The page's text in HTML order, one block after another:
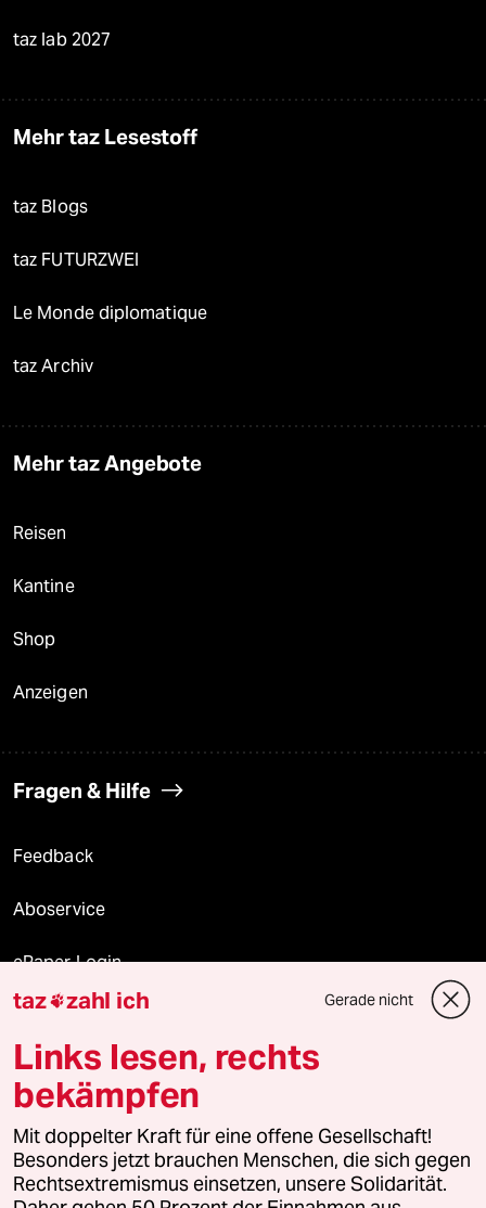
taz lab 2027
Mehr taz Lesestoff
taz Blogs
taz FUTURZWEI
Le Monde diplomatique
taz Archiv
Mehr taz Angebote
Reisen
Kantine
Shop
Anzeigen
Fragen & Hilfe
Feedback
Aboservice
ePaper Login
Downloads für Abonnierende
© 2026 taz Verlags und Vertriebs GmbH
Alle Rechte vorbehalten. Bei rechtlichen Fragen oder für Genehmigungen
wenden Sie sich bitte an
lizenzen@taz.de
taz zahl ich Gerade nicht
Links lesen, rechts
bekämpfen
Mit doppelter Kraft für eine offene Gesellschaft!
Besonders jetzt brauchen Menschen, die sich gegen
Rechtsextremismus einsetzen, unsere Solidarität.